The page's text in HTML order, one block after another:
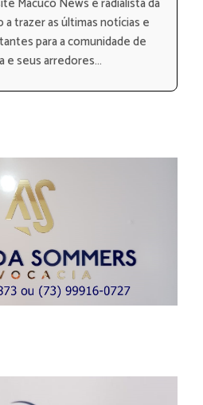
a trazer as últimas notícias e
para a comunidade de
e seus arredores...